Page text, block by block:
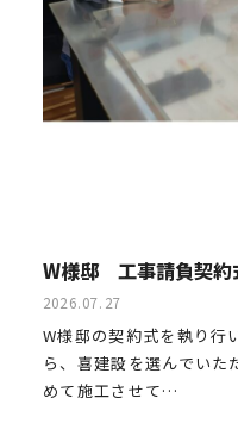
W様邸 工事請負契約
2026.07.27
W様邸の契約式を執り行
ら、喜建設を選んでいた
めて施工させて…